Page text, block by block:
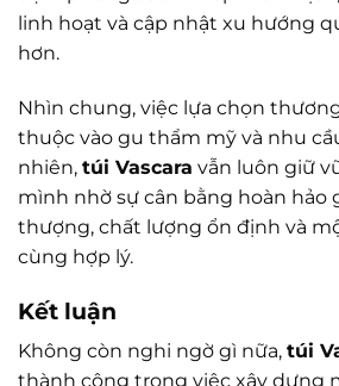
linh hoạt và cập nhật xu hướng
hơn.
Nhìn chung, việc lựa chọn
thuộc vào gu thẩm mỹ và nhu
nhiên, túi Vascara vẫn luôn giữ
mình nhờ sự cân bằng hoàn hảo
thượng, chất lượng ổn định và
cùng hợp lý.
Kết luận
Không còn nghi ngờ gì nữa, túi
thành công trong việc xây dựng